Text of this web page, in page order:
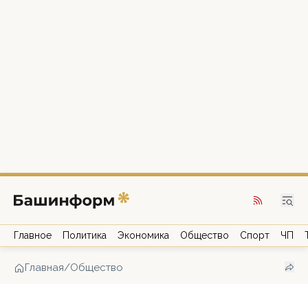
Главное Политика Экономика Общество Спорт ЧП
Главная/Общество